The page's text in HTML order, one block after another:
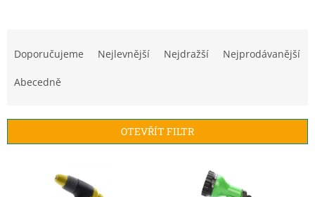
í
r
Doporučujeme Nejlevnější Nejdražší Nejprodávanější
Abecedně
OTEVŘÍT FILTR